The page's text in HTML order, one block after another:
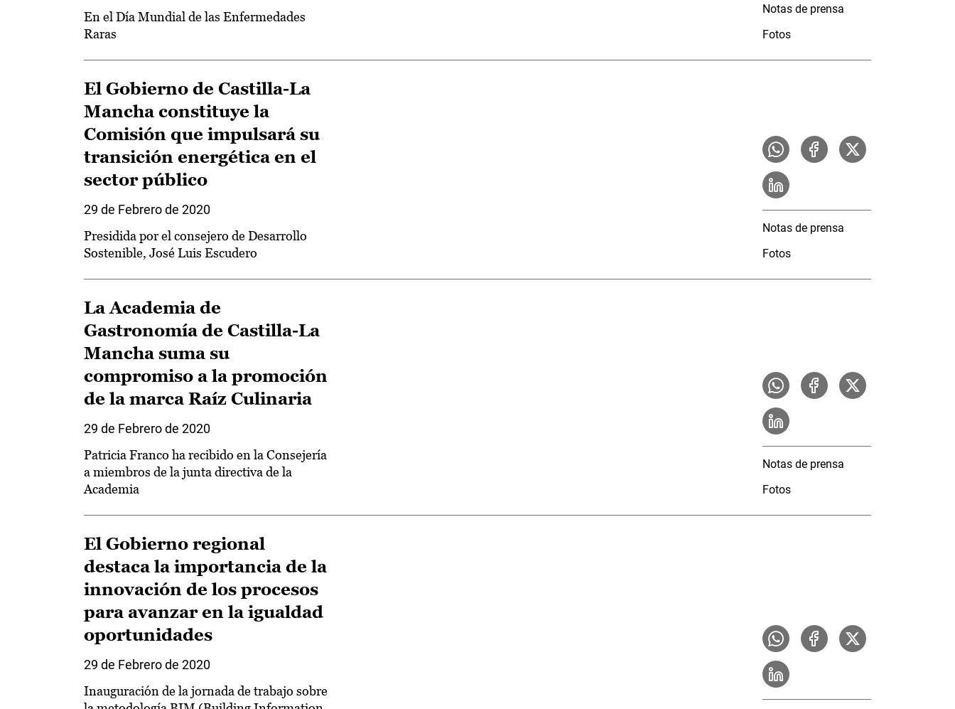
En el Día Mundial de las Enfermedades
Raras
Notas de prensa
Fotos
El Gobierno de Castilla-La
Mancha constituye la
Comisión que impulsará su
transición energética en el
sector público
29 de Febrero de 2020
Presidida por el consejero de Desarrollo
Sostenible, José Luis Escudero
Notas de prensa
Fotos
La Academia de
Gastronomía de Castilla-La
Mancha suma su
compromiso a la promoción
de la marca Raíz Culinaria
29 de Febrero de 2020
Patricia Franco ha recibido en la Consejería
a miembros de la junta directiva de la
Academia
Notas de prensa
Fotos
El Gobierno regional
destaca la importancia de la
innovación de los procesos
para avanzar en la igualdad
oportunidades
29 de Febrero de 2020
Inauguración de la jornada de trabajo sobre